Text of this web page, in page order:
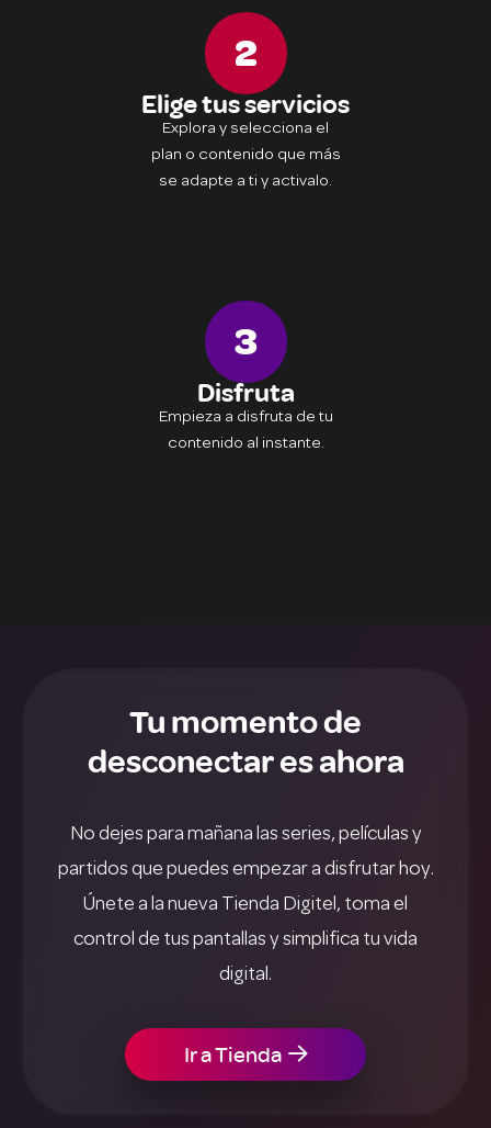
2
Elige tus servicios
Explora y selecciona el
plan o contenido que más
se adapte a ti y activalo.
3
Disfruta
Empieza a disfruta de tu
contenido al instante.
Tu momento de
desconectar es ahora
No dejes para mañana las series, películas y
partidos que puedes empezar a disfrutar hoy.
Únete a la nueva Tienda Digitel, toma el
control de tus pantallas y simplifica tu vida
digital.
Ir a Tienda 